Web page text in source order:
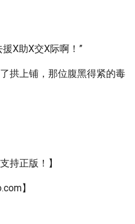
X助X交X际啊！”
拱上铺，那位腹黑得紧的毒
持正版！】
】